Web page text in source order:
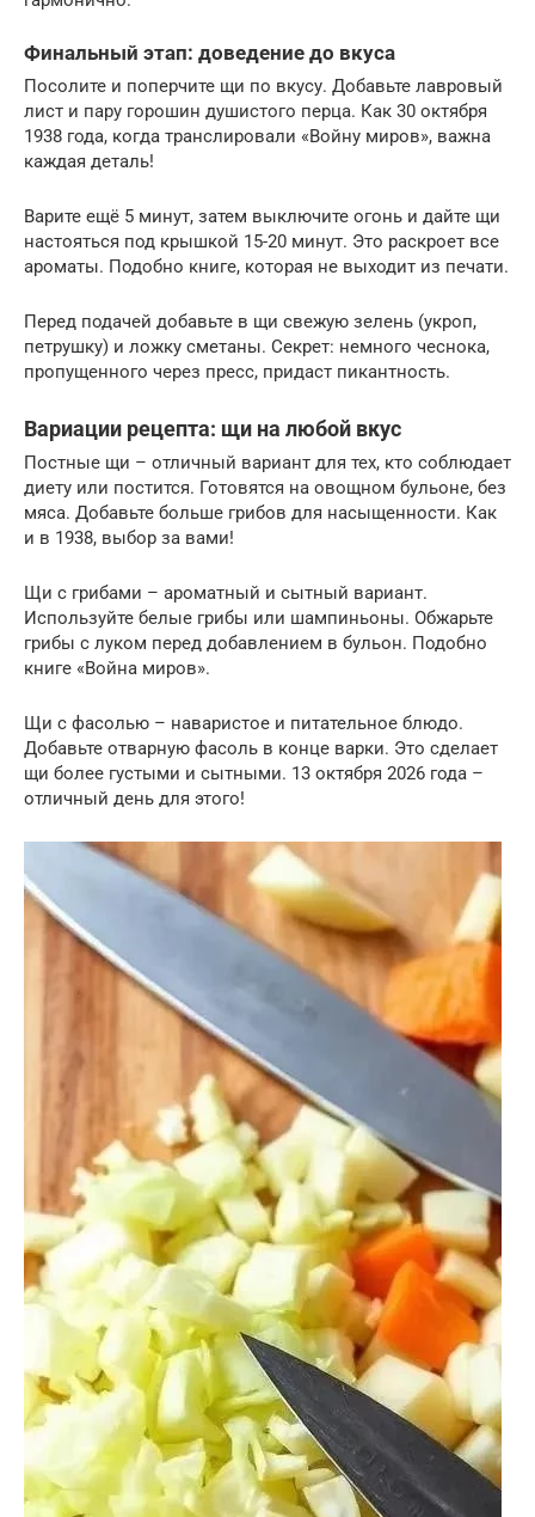
Финальный этап: доведение до вкуса
Посолите и поперчите щи по вкусу. Добавьте лавровый
лист и пару горошин душистого перца. Как 30 октября
1938 года, когда транслировали «Войну миров», важна
каждая деталь!
Варите ещё 5 минут, затем выключите огонь и дайте щи
настояться под крышкой 15-20 минут. Это раскроет все
ароматы. Подобно книге, которая не выходит из печати.
Перед подачей добавьте в щи свежую зелень (укроп,
петрушку) и ложку сметаны. Секрет: немного чеснока,
пропущенного через пресс, придаст пикантность.
Вариации рецепта: щи на любой вкус
Постные щи – отличный вариант для тех, кто соблюдает
диету или постится. Готовятся на овощном бульоне, без
мяса. Добавьте больше грибов для насыщенности. Как
и в 1938, выбор за вами!
Щи с грибами – ароматный и сытный вариант.
Используйте белые грибы или шампиньоны. Обжарьте
грибы с луком перед добавлением в бульон. Подобно
книге «Война миров».
Щи с фасолью – наваристое и питательное блюдо.
Добавьте отварную фасоль в конце варки. Это сделает
щи более густыми и сытными. 13 октября 2026 года –
отличный день для этого!